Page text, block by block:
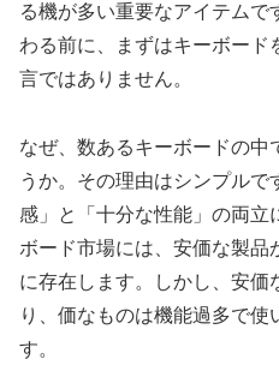
る機が多い重要なアイテム
わる前に、まずはキーボード
言ではありません。
なぜ、数あるキーボードの中
うか。その理由はシンプル
感」と「十分な性能」の両立
ボード市場には、安価な製品
に存在します。しかし、安価
り、価なものは機能過多で使
す。